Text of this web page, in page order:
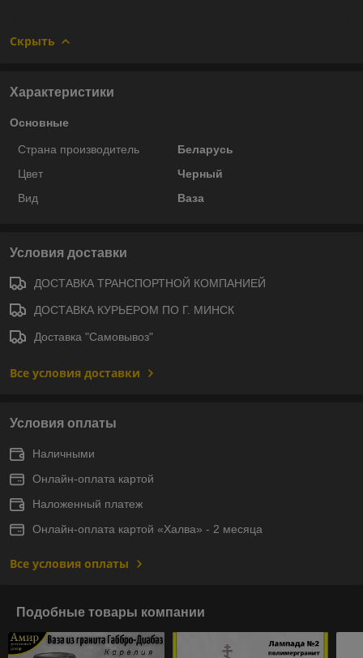
Скрыть
Характеристики
Основные
Страна производитель
Беларусь
Цвет
Черный
Вид
Ваза
Условия доставки
ДОСТАВКА ТРАНСПОРТНОЙ КОМПАНИЕЙ
ДОСТАВКА КУРЬЕРОМ ПО Г. МИНСК
Доставка "Самовывоз"
Все условия доставки
Условия оплаты
Наличными
Онлайн-оплата картой
Наложенный платеж
Онлайн-оплата картой «Халва» - 2 месяца
Все условия оплаты
Подобные товары компании